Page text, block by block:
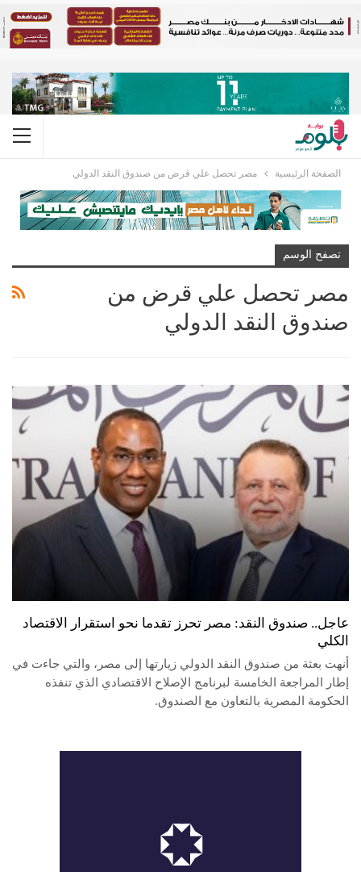
الصفحة الرئيسية مصر تحصل علي قرض من صندوق النقد الدولي
تصفح الوسم
مصر تحصل علي قرض من
صندوق النقد الدولي
عاجل.. صندوق النقد: مصر تحرز تقدما نحو استقرار الاقتصاد
الكلي
أنهت بعثة من صندوق النقد الدولي زيارتها إلى مصر، والتي جاءت في
إطار المراجعة الخامسة لبرنامج الإصلاح الاقتصادي الذي تنفذه
الحكومة المصرية بالتعاون مع الصندوق.